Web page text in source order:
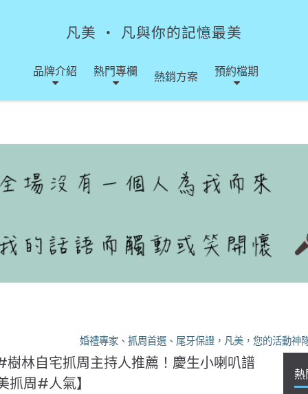
凡美 ‧ 凡與你的記憶最美
品牌介紹 熱門專欄 熱銷方案 預約檔期
婚禮專家、抓周首選、尾牙保證，凡美，您的活動神隊友
林自宅抓周主持人推薦！慶生小喇叭譜
抓周#人氣】